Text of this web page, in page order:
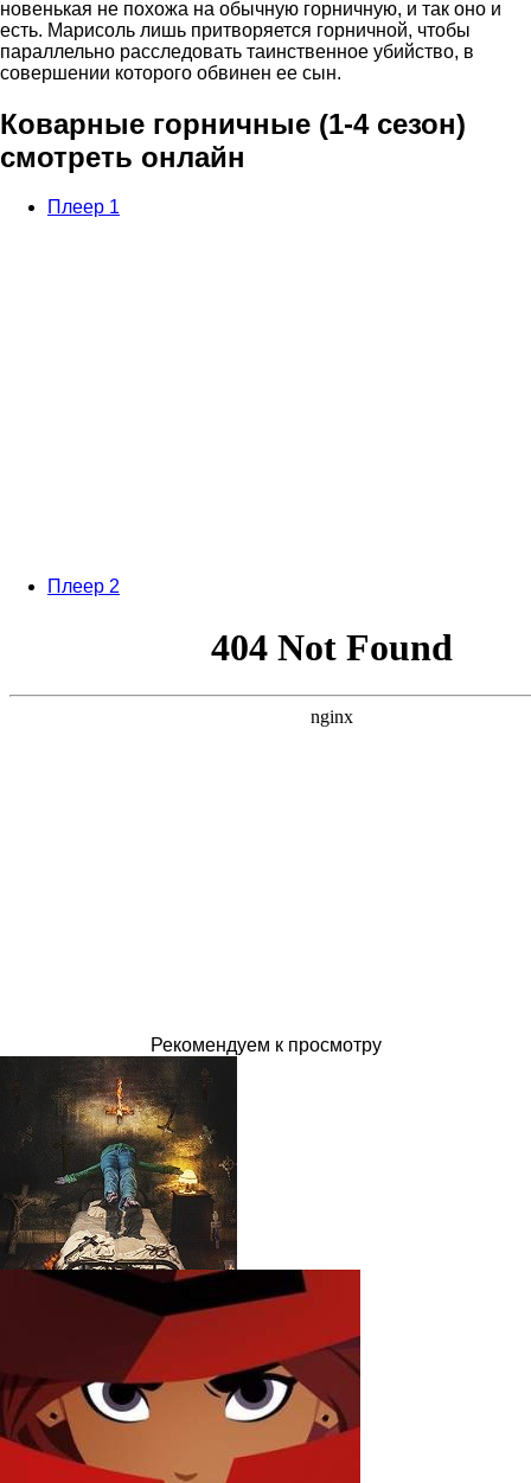
новенькая не похожа на обычную горничную, и так оно и
есть. Марисоль лишь притворяется горничной, чтобы
параллельно расследовать таинственное убийство, в
совершении которого обвинен ее сын.
Коварные горничные (1-4 сезон)
смотреть онлайн
Плеер 1
Плеер 2
Рекомендуем к просмотру